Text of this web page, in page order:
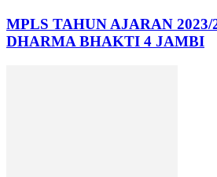
MPLS TAHUN AJARAN 2023/
DHARMA BHAKTI 4 JAMBI